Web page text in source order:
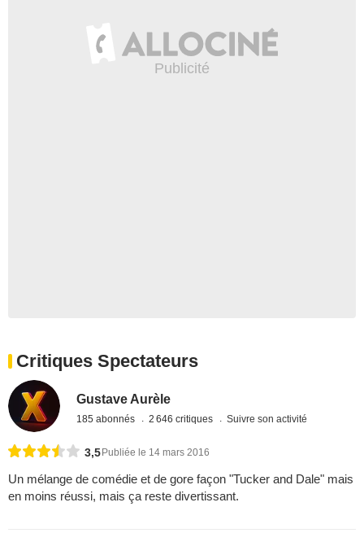
Critiques Spectateurs
Gustave Aurèle
185 abonnés 2 646 critiques Suivre son activité
3,5 Publiée le 14 mars 2016
Un mélange de comédie et de gore façon "Tucker and Dale" mais
en moins réussi, mais ça reste divertissant.